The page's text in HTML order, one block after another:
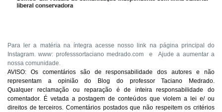
Para ler a matéria na íntegra acesse nosso link na página principal do
Instagram. www: professsortaciano medrado.com e Ajude a aumentar a
nossa comunidade.
AVISO: Os comentários são de responsabilidade dos autores e não
representam a opinião do Blog do professor Taciano Medrado.
Qualquer reclamação ou reparação é de inteira responsabilidade do
comentador. É vetada a postagem de conteúdos que violem a lei e/ ou
direitos de terceiros. Comentários postados que não respeitem os critérios